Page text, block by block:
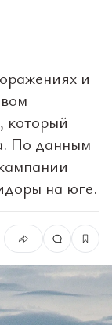
и
который
По данным
на юге.